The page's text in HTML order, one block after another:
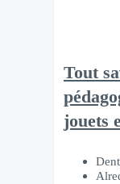
Tout
jouets